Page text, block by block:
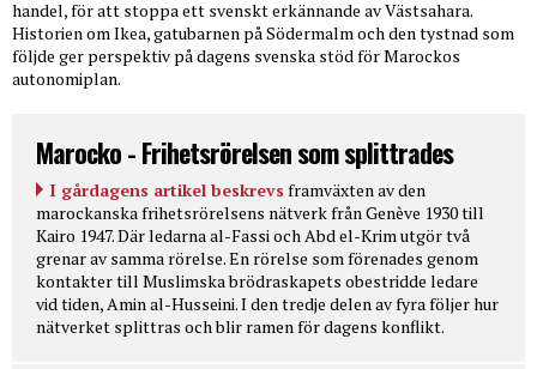
handel, för att stoppa ett svenskt erkännande av Västsahara.
Historien om Ikea, gatubarnen på Södermalm och den tystnad som
följde ger perspektiv på dagens svenska stöd för Marockos
autonomiplan.
Marocko - Frihetsrörelsen som splittrades
I gårdagens artikel beskrevs framväxten av den
marockanska frihetsrörelsens nätverk från Genève 1930 till
Kairo 1947. Där ledarna al-Fassi och Abd el-Krim utgör två
grenar av samma rörelse. En rörelse som förenades genom
kontakter till Muslimska brödraskapets obestridde ledare
vid tiden, Amin al-Husseini. I den tredje delen av fyra följer hur
nätverket splittras och blir ramen för dagens konflikt.